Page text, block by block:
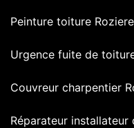
Peinture toiture
Urgence fuite de
Couvreur charpentier
Réparateur installateur